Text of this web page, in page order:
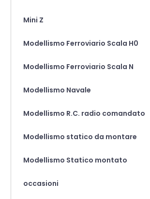
Mini Z
Modellismo Ferroviario Scala H0
Modellismo Ferroviario Scala N
Modellismo Navale
Modellismo R.C. radio comandato
Modellismo statico da montare
Modellismo Statico montato
occasioni